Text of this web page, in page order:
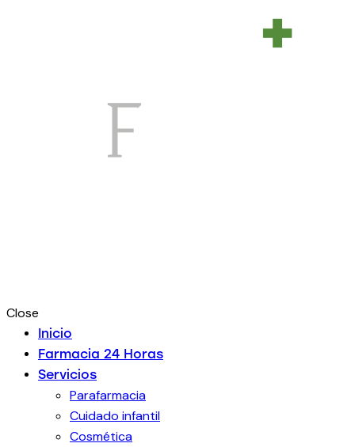
Close
Inicio
Farmacia 24 Horas
Servicios
Parafarmacia
Cuidado infantil
Cosmética